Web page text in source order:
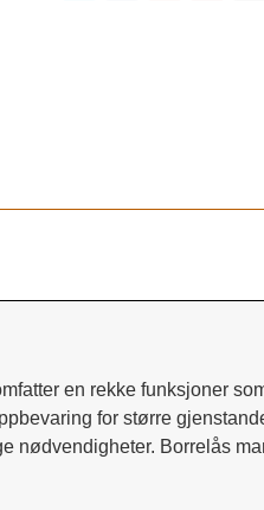
en rekke funksjoner
for større
nødvendigheter. Borrelås